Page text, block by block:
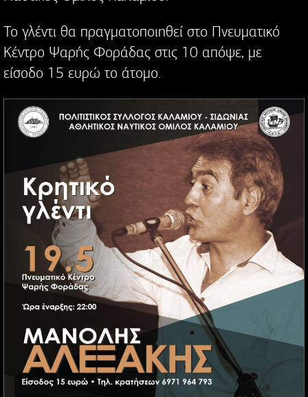
Το γλέντι θα πραγματοποιηθεί στο Πνευματικό
Κέντρο Ψαρής Φοράδας στις 10 απόψε, με
είσοδο 15 ευρώ το άτομο.